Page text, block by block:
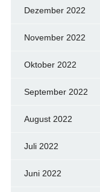
Dezember 2022
November 2022
Oktober 2022
September 2022
August 2022
Juli 2022
Juni 2022